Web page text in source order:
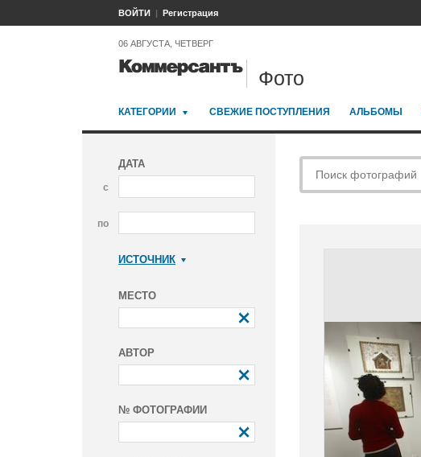
ВОЙТИ Регистрация
06 АВГУСТА, ЧЕТВЕРГ
Фото
КАТЕГОРИИ СВЕЖИЕ ПОСТУПЛЕНИЯ АЛЬБОМЫ
ДАТА
с
по
ИСТОЧНИК
МЕСТО
АВТОР
№ ФОТОГРАФИИ